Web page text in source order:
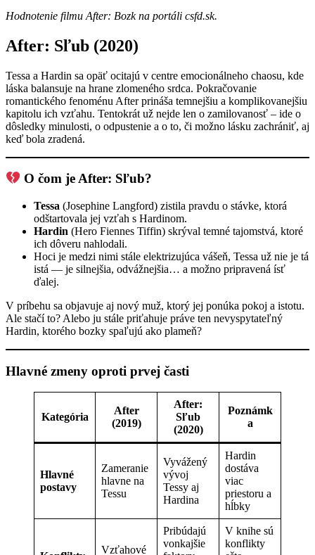
Hodnotenie filmu After: Bozk na portáli csfd.sk.
After: Sľub (2020)
Tessa a Hardin sa opäť ocitajú v centre emocionálneho chaosu, kde
láska balansuje na hrane zlomeného srdca. Pokračovanie
romantického fenoménu After prináša temnejšiu a komplikovanejšiu
kapitolu ich vzťahu. Tentokrát už nejde len o zamilovanosť – ide o
dôsledky minulosti, o odpustenie a o to, či možno lásku zachrániť, aj
keď bola zradená.
O čom je After: Sľub?
Tessa (Josephine Langford) zistila pravdu o stávke, ktorá
odštartovala jej vzťah s Hardinom.
Hardin (Hero Fiennes Tiffin) skrýval temné tajomstvá, ktoré
ich dôveru nahlodali.
Hoci je medzi nimi stále elektrizujúca vášeň, Tessa už nie je tá
istá — je silnejšia, odvážnejšia… a možno pripravená ísť
ďalej.
V príbehu sa objavuje aj nový muž, ktorý jej ponúka pokoj a istotu.
Ale stačí to? Alebo ju stále priťahuje práve ten nevyspytateľný
Hardin, ktorého bozky spaľujú ako plameň?
Hlavné zmeny oproti prvej časti
Kategória
After
(2019)
After:
Sľub
(2020)
Poznámk
a
Hlavné
postavy
Zameranie
hlavne na
Tessu
Vyvážený
vývoj
Tessy aj
Hardina
Hardin
dostáva
viac
priestoru a
hĺbky
Vzťahové
Pribúdajú
vonkajšie
V knihe sú
konflikty